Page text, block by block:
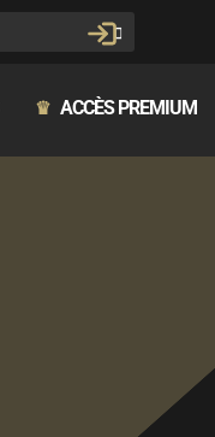
♛ ACCÈS PREMIUM